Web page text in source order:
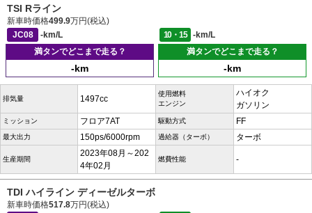
TSI Rライン
新車時価格499.9万円(税込)
JC08
-km/L 10・15
-km/L
満タンでどこまで走る？
-km
満タンでどこまで走る？
-km
排気量 1497cc
使用燃料
エンジン
ハイオク
ガソリン
ミッション フロア7AT 駆動方式 FF
最大出力 150ps/6000rpm 過給器（ターボ） ターボ
生産期間
2023年08月～202
4年02月
燃費性能 -
TDI ハイライン ディーゼルターボ
新車時価格517.8万円(税込)